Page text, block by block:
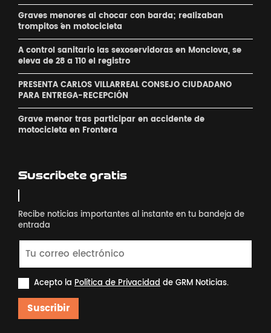
Graves menores al chocar con barda; realizaban
´trompitos ´en motocicleta
A control sanitario las sexoservidoras en Monclova, se
eleva de 28 a 110 el registro
PRESENTA CARLOS VILLARREAL CONSEJO CIUDADANO
PARA ENTREGA-RECEPCIÓN
Grave menor tras participar en accidente de
motocicleta en Frontera
Suscribete gratis
Recibe noticias importantes al instante en tu bandeja de
entrada
Acepto la Política de Privacidadde GRM Noticias.
Suscribir